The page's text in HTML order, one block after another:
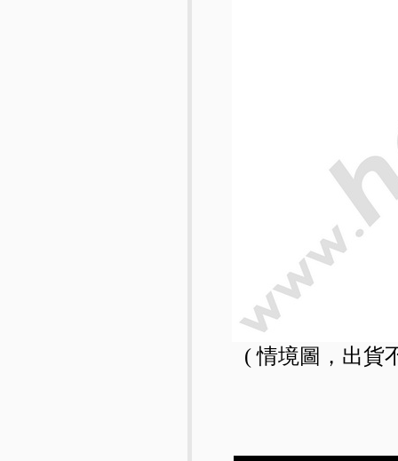
( 情境圖，出貨